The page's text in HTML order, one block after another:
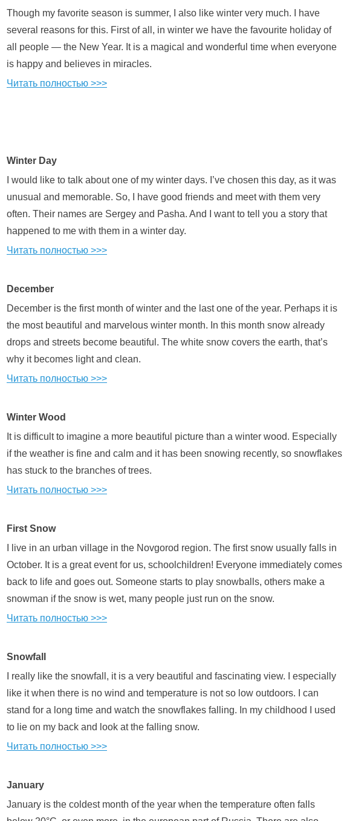
Though my favorite season is summer, I also like winter very much. I have
several reasons for this. First of all, in winter we have the favourite holiday of
all people — the New Year. It is a magical and wonderful time when everyone
is happy and believes in miracles.
Читать полностью >>>
Winter Day
I would like to talk about one of my winter days. I’ve chosen this day, as it was
unusual and memorable. So, I have good friends and meet with them very
often. Their names are Sergey and Pasha. And I want to tell you a story that
happened to me with them in a winter day.
Читать полностью >>>
December
December is the first month of winter and the last one of the year. Perhaps it is
the most beautiful and marvelous winter month. In this month snow already
drops and streets become beautiful. The white snow covers the earth, that’s
why it becomes light and clean.
Читать полностью >>>
Winter Wood
It is difficult to imagine a more beautiful picture than a winter wood. Especially
if the weather is fine and calm and it has been snowing recently, so snowflakes
has stuck to the branches of trees.
Читать полностью >>>
First Snow
I live in an urban village in the Novgorod region. The first snow usually falls in
October. It is a great event for us, schoolchildren! Everyone immediately comes
back to life and goes out. Someone starts to play snowballs, others make a
snowman if the snow is wet, many people just run on the snow.
Читать полностью >>>
Snowfall
I really like the snowfall, it is a very beautiful and fascinating view. I especially
like it when there is no wind and temperature is not so low outdoors. I can
stand for a long time and watch the snowflakes falling. In my childhood I used
to lie on my back and look at the falling snow.
Читать полностью >>>
January
January is the coldest month of the year when the temperature often falls